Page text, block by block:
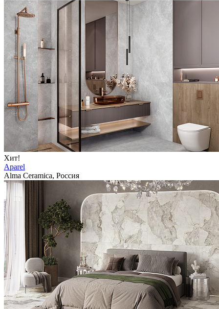
Хит!
Aparel
Alma Ceramica, Россия